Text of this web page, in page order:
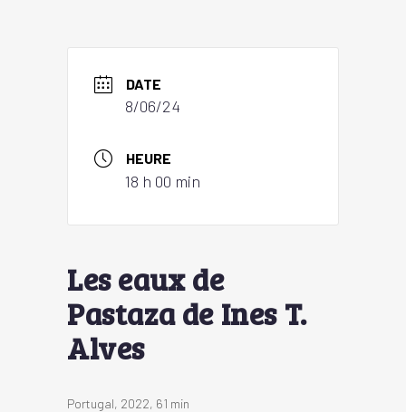
DATE
8/06/24
HEURE
18 h 00 min
Les eaux de
Pastaza de Ines T.
Alves
Portugal, 2022, 61 min